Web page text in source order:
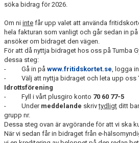
söka bidrag för 2026.
Om ni inte får upp valet att använda
hela fakturan som vanligt och går sedan in
ansöker om bidraget den vägen.
För att då nyttja bidraget hos oss på Tumba
dessa steg:
- Gå in på www.fritidskortet.se, logga
- Välj att nyttja bidraget och leta upp oss
Idrottsförening
- Fyll i vårt plusgiro konto 70 60 77-5
- Under meddelande skrivtydligt ditt
grupp nr.
Dessa steg ovan är avgörande för att vi ska
När vi sedan får in bidraget från e-